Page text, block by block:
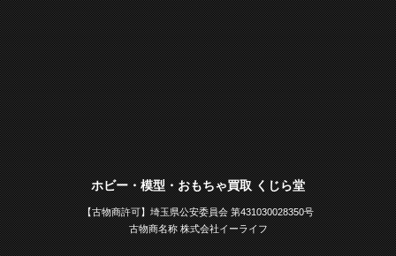
ホビー・模型・おもちゃ買取 くじら堂
【古物商許可】埼玉県公安委員会 第431030028350号
古物商名称 株式会社イーライフ